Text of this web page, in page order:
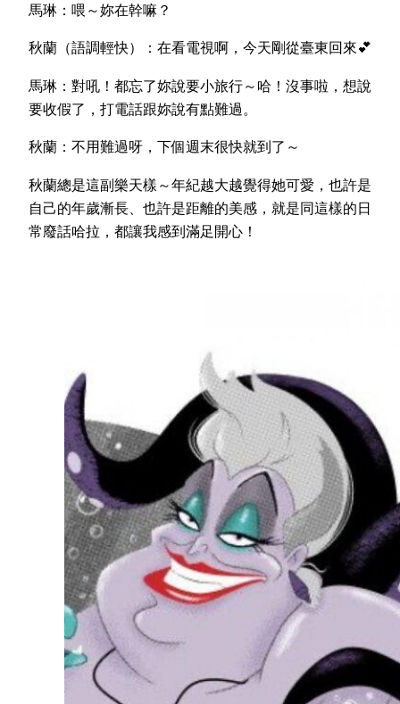
馬琳：喂～妳在幹嘛？
秋蘭（語調輕快）：在看電視啊，今天剛從臺東回來💕
馬琳：對吼！都忘了妳說要小旅行～哈！沒事啦，想說
要收假了，打電話跟妳說有點難過。
秋蘭：不用難過呀，下個週末很快就到了～
秋蘭總是這副樂天樣～年紀越大越覺得她可愛，也許是
自己的年歲漸長、也許是距離的美感，就是同這樣的日
常廢話哈拉，都讓我感到滿足開心！